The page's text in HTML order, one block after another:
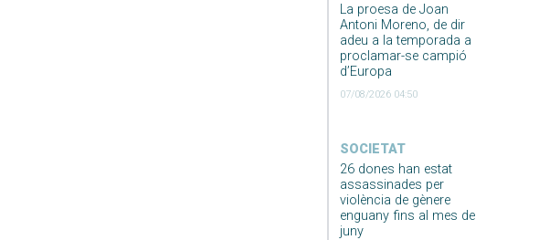
La proesa de Joan
Antoni Moreno, de dir
adeu a la temporada a
proclamar-se campió
d’Europa
07/08/2026 04:50
SOCIETAT
26 dones han estat
assassinades per
violència de gènere
enguany fins al mes de
juny